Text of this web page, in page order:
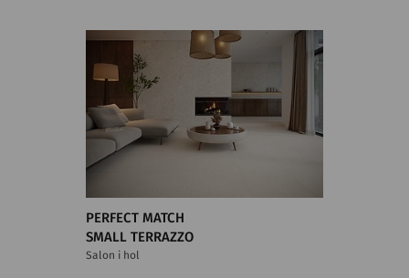
PERFECT MATCH
SMALL TERRAZZO
Salon i hol